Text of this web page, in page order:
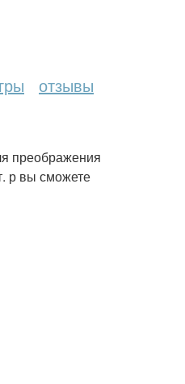
отзывы
преображения
р вы сможете